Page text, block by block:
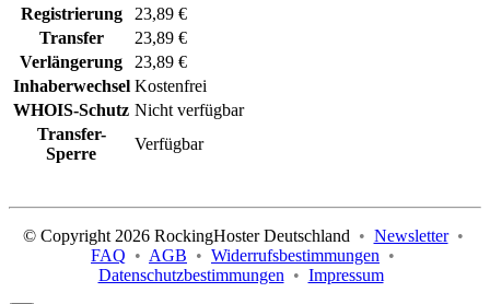
Registrierung
23,89 €
Transfer
23,89 €
Verlängerung
23,89 €
Inhaberwechsel Kostenfrei
WHOIS-Schutz Nicht verfügbar
Transfer-
Sperre
Verfügbar
© Copyright 2026 RockingHoster Deutschland • Newsletter •
FAQ • AGB • Widerrufsbestimmungen •
Datenschutzbestimmungen • Impressum